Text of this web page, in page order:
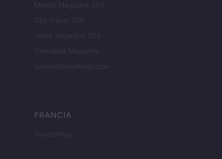
Motors Magazine 365
Day Travel 365
Home Magazine 365
Cineverse Magazine
SecondHomeMagazine
FRANCIA
InvestirMag